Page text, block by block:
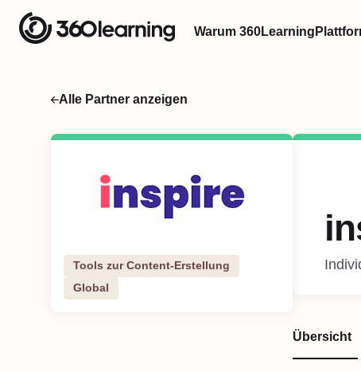
Warum 360Learning
Alle Partner anzeigen
Tools zur Content-Erstellung
Global
Übersicht